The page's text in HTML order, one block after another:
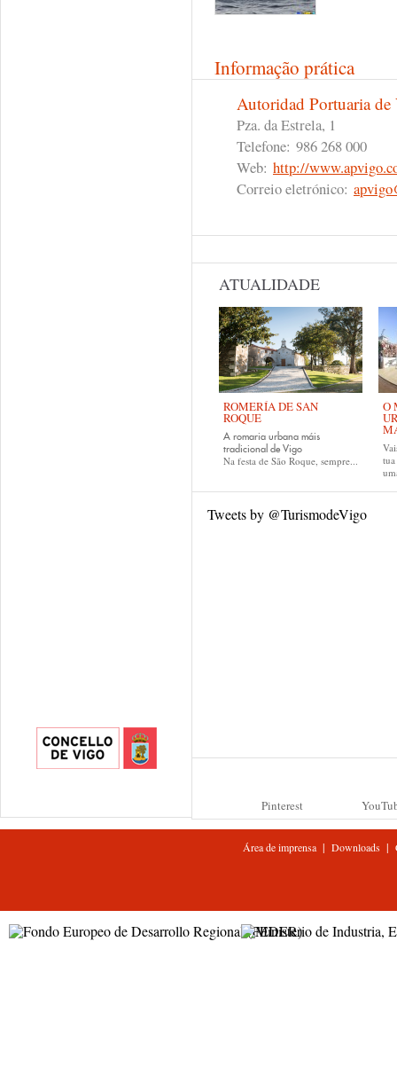
Informação prática
Autoridad Portuaria
Pza. da Estrela, 1
Telefone: 986 268 000
Web: http://
Correio eletrónico:
ATUALIDADE
ROMERÍA DE SAN
ROQUE
A romaria urbana máis
tradicional de Vigo
Na festa de São Roque, sempre...
O
Tweets by @TurismodeVigo
Pinterest
Área de imprensa| Downloads|